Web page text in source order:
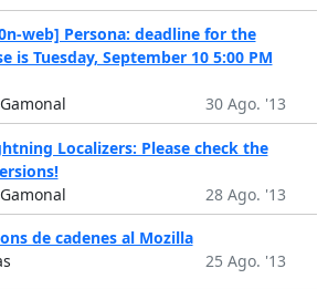
web] Persona: deadline for the
is Tuesday, September 10 5:00 PM
30 Ago. '13
Localizers: Please check the
28 Ago. '13
de cadenes al Mozilla
25 Ago. '13